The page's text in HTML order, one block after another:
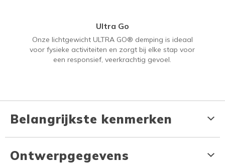
Ultra Go
Onze lichtgewicht ULTRA GO® demping is ideaal
voor fysieke activiteiten en zorgt bij elke stap voor
een responsief, veerkrachtig gevoel.
Belangrijkste kenmerken
Ontwerpgegevens